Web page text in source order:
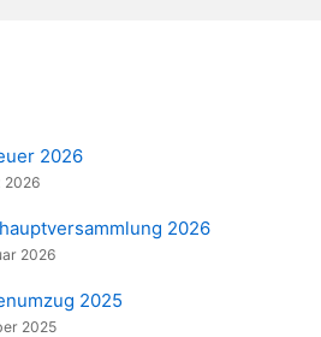
2026
2026
2026
2026
2025
2025